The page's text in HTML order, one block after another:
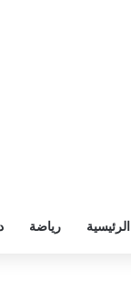
الرئيسية رياضة